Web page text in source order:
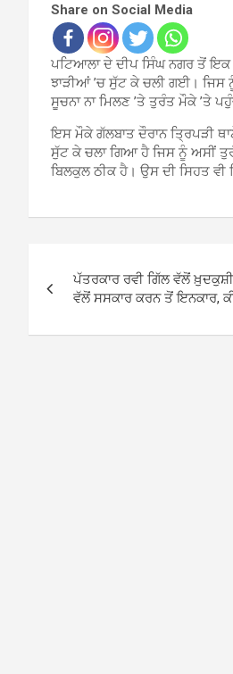
Share on Social Media
ਪਟਿਆਲਾ ਦੇ ਦੀਪ ਸਿੰਘ ਨਗਰ ਤੋਂ ਇਕ
ਝਾੜੀਆਂ ’ਚ ਸੁੱਟ ਕੇ ਚਲੀ ਗਈ। ਜਿਸ
ਸੂਚਨਾ ਨਾ ਮਿਲਣ ’ਤੇ ਤੁਰੰਤ ਮੌਕੇ ’ਤੇ
ਇਸ ਮੌਕੇ ਗੱਲਬਾਤ ਦੌਰਾਨ ਤ੍ਰਿਪੜੀ
ਸੁੱਟ ਕੇ ਚਲਾ ਗਿਆ ਹੈ ਜਿਸ ਨੂੰ ਅਸੀਂ
ਬਿਲਕੁਲ ਠੀਕ ਹੈ। ਉਸ ਦੀ ਸਿਹਤ
navigation
ਪੱਤਰਕਾਰ ਰਵੀ ਗਿੱਲ ਵੱਲੋਂ
ਵੱਲੋਂ ਸਸਕਾਰ ਕਰਨ ਤੋਂ ਇਨਕਾਰ,